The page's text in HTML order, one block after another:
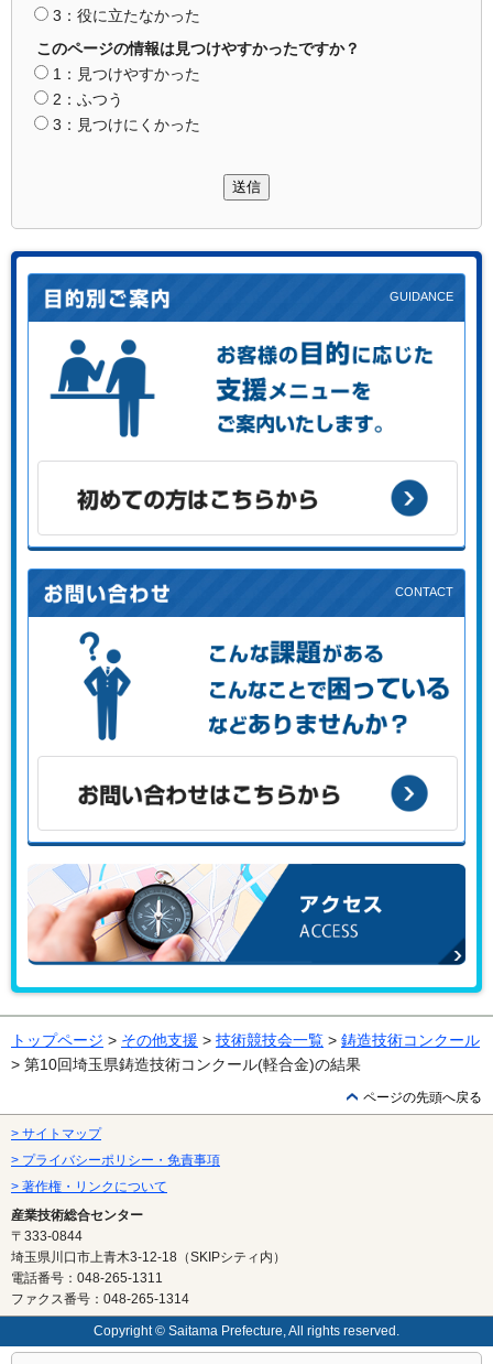
3：役に立たなかった
このページの情報は見つけやすかったですか？
1：見つけやすかった
2：ふつう
3：見つけにくかった
送信
お客様の目的に応じた支援メニューをご案内します。
初めての方はこちらから
こんな課題がある、こんなことで困っている、などありませ
お問い合わせはこちらから
トップページ > その他支援 > 技術競技会一覧 > 鋳造技術コンクール
> 第10回埼玉県鋳造技術コンクール(軽合金)の結果
ページの先頭へ戻る
> サイトマップ
> プライバシーポリシー・免責事項
> 著作権・リンクについて
産業技術総合センター
〒333-0844
埼玉県川口市上青木3-12-18（SKIPシティ内）
電話番号：048-265-1311
ファクス番号：048-265-1314
Copyright © Saitama Prefecture, All rights reserved.